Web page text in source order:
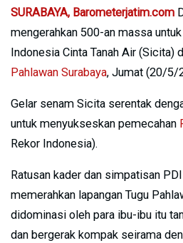
SURABAYA, Barometerjatim.com
mengerahkan 500-an massa
Indonesia Cinta Tanah Air (Sicita)
Pahlawan Surabaya, Jumat (20/5/
Gelar senam Sicita serentak
untuk menyukseskan pemecahan
Rekor Indonesia).
Ratusan kader dan simpatisan
memerahkan lapangan Tugu
didominasi oleh para ibu-ibu itu
dan bergerak kompak seirama